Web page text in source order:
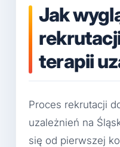
Jak
terapii
Proces rekrutacji
uzależnień na
się od pierwszej